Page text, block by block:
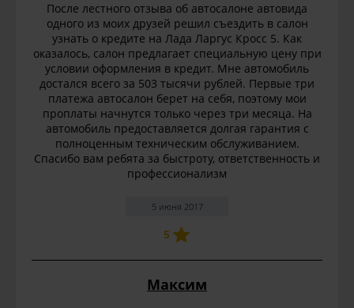
После лестного отзыва об автосалоне автовида
одного из моих друзей решил съездить в салон
узнать о кредите на Лада Ларгус Кросс 5. Как
оказалось, салон предлагает специальную цену при
условии оформления в кредит. Мне автомобиль
достался всего за 503 тысячи рублей. Первые три
платежа автосалон берет на себя, поэтому мои
проплаты начнутся только через три месяца. На
автомобиль предоставляется долгая гарантия с
полноценным техническим обслуживанием.
Спасибо вам ребята за быстроту, ответственность и
профессионализм
5 июня 2017
5
Максим